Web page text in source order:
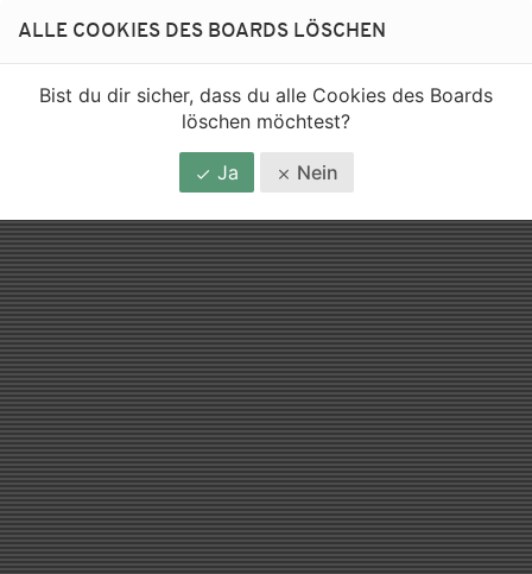
ALLE COOKIES DES BOARDS LÖSCHEN
Bist du dir sicher, dass du alle Cookies des Boards
löschen möchtest?
Ja Nein